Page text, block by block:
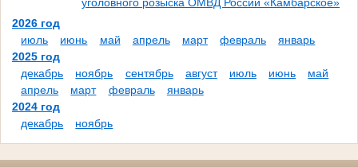
2026 год
июль
июнь май апрель март февраль
январь
2025 год
декабрь
ноябрь сентябрь август июль июнь
май
апрель
март февраль
январь
2024 год
декабрь
ноябрь